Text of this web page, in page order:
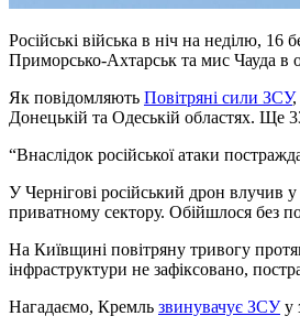
Російські війська в ніч на неділю,
Приморсько-Ахтарськ та мис Чауда в
Як повідомляють Повітряні сили ЗСУ,
Донецькій та Одеській областях. Ще
“Внаслідок російської атаки
У Чернігові російський дрон влучив
приватному сектору. Обійшлося без
На Київщині повітряну тривогу
інфраструктури не зафіксовано,
Нагадаємо, Кремль звинувачує ЗСУу